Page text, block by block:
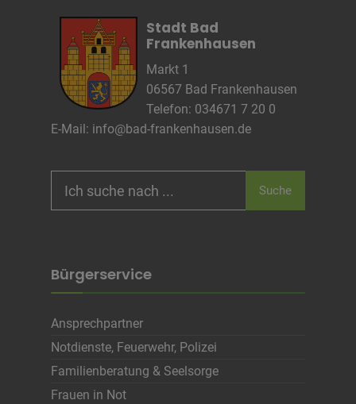
Stadt Bad
Frankenhausen
Markt 1
06567 Bad Frankenhausen
Telefon: 034671 7 20 0
E-Mail: info@bad-frankenhausen.de
for:
Suche
Bürgerservice
Ansprechpartner
Notdienste, Feuerwehr, Polizei
Familienberatung & Seelsorge
Frauen in Not
Cookie Laufzeit
Sitzunsdauer
Infos schließen